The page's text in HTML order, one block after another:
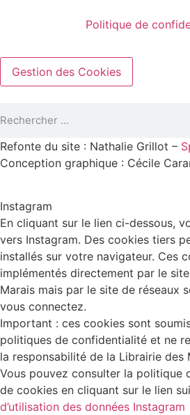
Politique de
Gestion des Cookies
Refonte du site : Nathalie Grillot –
Conception graphique : Cécile
Instagram
En cliquant sur le lien ci-dessous,
vers Instagram. Des cookies tiers
installés sur votre navigateur. Ces
implémentés directement par le
Marais mais par le site de réseaux
vous connectez.
Important : ces cookies sont
politiques de confidentialité et ne
la responsabilité de la Librairie des
Vous pouvez consulter la politique
de cookies en cliquant sur le lien
d’utilisation des données Instagram